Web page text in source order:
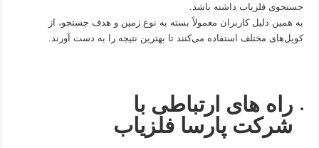
جستجوی فلزیاب داشته باشد.
به همین دلیل کاربران معمولاً بسته به نوع زمین و هدف جستجو، از
کویل‌های مختلف استفاده می‌کنند تا بهترین نتیجه را به دست آورند.
راه های ارتباطی با
شرکت پارسا فلزیاب